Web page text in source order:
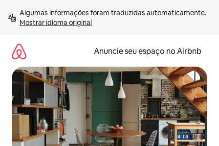
para
Mostrar idioma original
Anuncie seu espaço no Airbnb